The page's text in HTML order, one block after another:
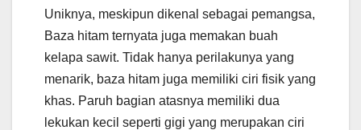
Uniknya, meskipun dikenal sebagai pemangsa,
Baza hitam ternyata juga memakan buah
kelapa sawit. Tidak hanya perilakunya yang
menarik, baza hitam juga memiliki ciri fisik yang
khas. Paruh bagian atasnya memiliki dua
lekukan kecil seperti gigi yang merupakan ciri